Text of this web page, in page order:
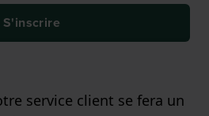
S'inscrire
service client se fera un